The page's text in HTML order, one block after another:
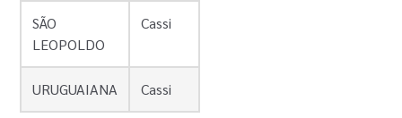
SÃO
LEOPOLDO
Cassi
URUGUAIANA Cassi